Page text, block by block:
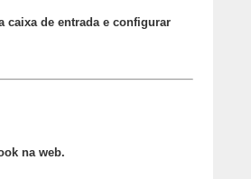
caixa de entrada e configurar
na web.